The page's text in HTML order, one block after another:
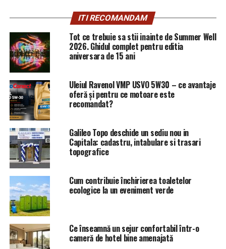
acum ceva timp în care am spus, că atât timp cât în
interiorul lor sunt proprietari de căruţe şi căruţaşi care
nu respectă absolut nicio regulă şi îi găsim pe absolut
toate drumurile. Nu mai pun în discuţie faptul că se cară
moloz şi se depozitează în punctele negre şi
municipalitatea plăteşte cu brio depozitarea acestui
moloz. Faptul că se cară PET-uri, municipiul Ploieşti
neîndeplinindu-şi ţintele, aşa cum prevăd acordurile
încheiate cu Uniunea Europeană. Foarte multe
platforme de colectare a deşeului menajer sunt
vandalizate. Foartă multă mizerie şi dezordine pe aceste
platforme din cauza celor care vin şi răscolesc şi apoi
depozitează în căruţe şi le transportă de colo-colo.
Dincolo de aspectele de imagine, nu se respectă absolut
niciun pic hotărârea care a fost emisă cu câţiva ani în
urmă, tocmai pentru a-şi desfăşura şi ei un minim de
activitate. Trebuie să revenim asupra acelei hotărâri şi să
respectăm legea“, a declarat Adrian Dobre, primarul
Ploieştiului.
ITI RECOMANDAM
Tot ce trebuie sa stii inainte de Summer Well
2026. Ghidul complet pentru editia
aniversara de 15 ani
Uleiul Ravenol VMP USVO 5W30 – ce avantaje
oferă și pentru ce motoare este
recomandat?
Galileo Topo deschide un sediu nou in
Capitala: cadastru, intabulare si trasari
topografice
Cum contribuie închirierea toaletelor
ecologice la un eveniment verde
Ce înseamnă un sejur confortabil într-o
cameră de hotel bine amenajată